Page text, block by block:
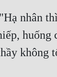
nhân
huống
không